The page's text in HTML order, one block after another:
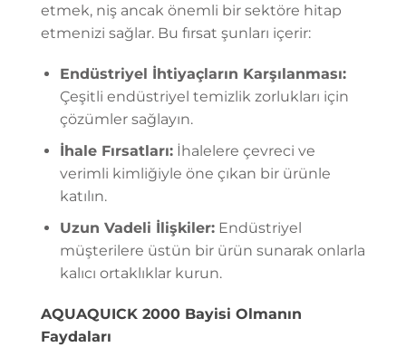
etmek, niş ancak önemli bir sektöre hitap
etmenizi sağlar. Bu fırsat şunları içerir:
Endüstriyel İhtiyaçların Karşılanması:
Çeşitli endüstriyel temizlik zorlukları için
çözümler sağlayın.
İhale Fırsatları:İhalelere çevreci ve
verimli kimliğiyle öne çıkan bir ürünle
katılın.
Uzun Vadeli İlişkiler:Endüstriyel
müşterilere üstün bir ürün sunarak onlarla
kalıcı ortaklıklar kurun.
AQUAQUICK 2000 Bayisi Olmanın
Faydaları